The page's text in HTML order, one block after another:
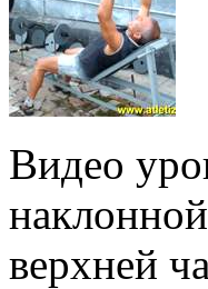
Видео
верхней